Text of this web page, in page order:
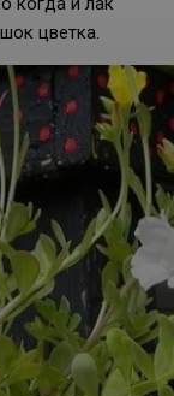
цветка.